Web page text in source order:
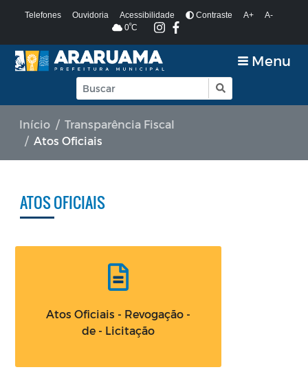
Telefones Ouvidoria Acessibilidade Contraste A+
A-
0ºC
Menu
Início
Transparência Fiscal
Atos Oficiais
ATOS OFICIAIS
Atos Oficiais - Revogação -
de - Licitação